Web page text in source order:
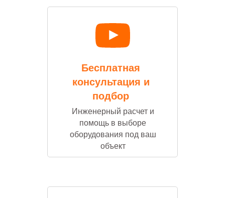
Бесплатная
консультация и
подбор
Инженерный расчет и
помощь в выборе
оборудования под ваш
объект